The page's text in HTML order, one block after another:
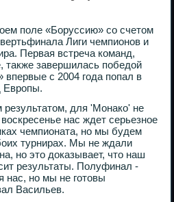
поле «Боруссию» со счетом
Лиги чемпионов и
Первая встреча команд,
завершилась победой
с 2004 года попал в
Европы.
результатом, для 'Монако' не
нас ждет серьезное
чемпионата, но мы будем
турнирах. Мы не ждали
но это доказывает, что наш
результаты. Полуфинал -
нас, но мы не готовы
Васильев.